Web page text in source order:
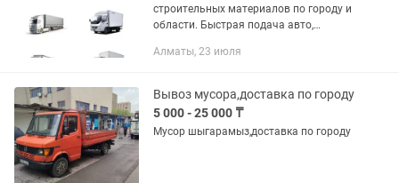
строительных материалов по городу и
области. Быстрая подача авто,
грузоподъемностью от 100 кг до
временного...
Алматы, 23 июля
Вывоз мусора,доставка по городу
5 000 - 25 000 ₸
Мусор шыгарамыз,доставка по городу